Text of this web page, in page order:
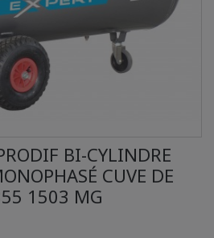
BI-CYLINDRE
CUVE DE
1503 MG